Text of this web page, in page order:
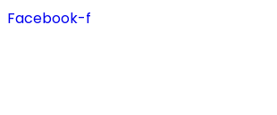
Facebook-f